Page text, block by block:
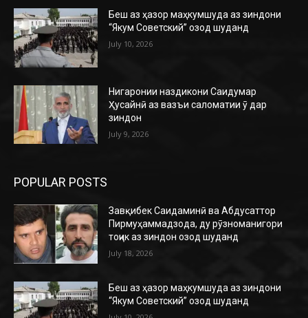
Беш аз ҳазор маҳкумшуда аз зиндони
“Якум Советский” озод шуданд
July 10, 2026
Нигаронии наздикони Саидумар
Ҳусайнӣ аз вазъи саломатии ӯ дар
зиндон
July 9, 2026
POPULAR POSTS
Завқибек Саидаминӣ ва Абдусаттор
Пирмуҳаммадзода, ду рӯзноманигори
тоҷик аз зиндон озод шуданд
July 18, 2026
Беш аз ҳазор маҳкумшуда аз зиндони
“Якум Советский” озод шуданд